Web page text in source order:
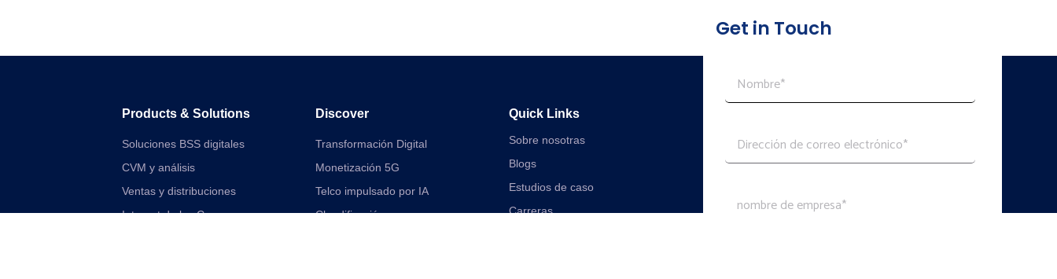
Products & Solutions
Soluciones BSS digitales
CVM y análisis
Ventas y distribuciones
Internet de las Cosas
Discover
Transformación Digital
Monetización 5G
Telco impulsado por IA
Cloudificación
Quick Links
Sobre nosotras
Blogs
Estudios de caso
Carreras
Get in Touch